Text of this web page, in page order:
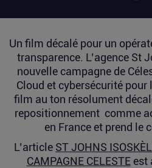
Un film décalé pour un
transparence. L’agence St
nouvelle campagne de
Cloud et cybersécurité pour
film au ton résolument
repositionnement comme
en France et prend le
L’article ST JOHNS
CAMPAGNE CELESTEest